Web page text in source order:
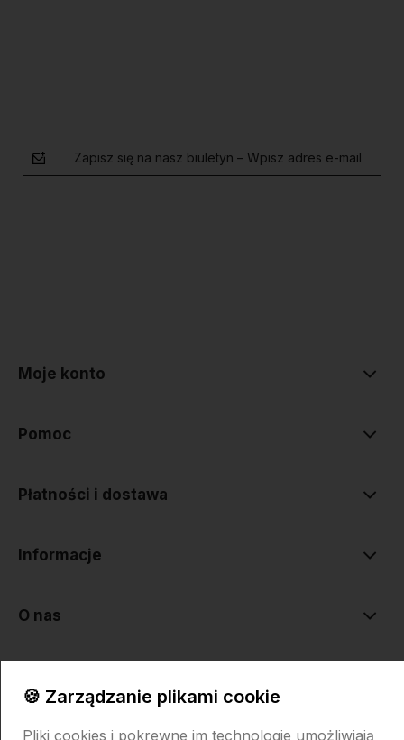
Zapisz się na nasz biuletyn – Wpisz adres e-mail
Moje konto
Pomoc
Płatności i dostawa
Informacje
O nas
🍪 Zarządzanie plikami cookie
Pliki cookies i pokrewne im technologie umożliwiają